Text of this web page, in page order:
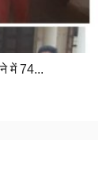
में 74...